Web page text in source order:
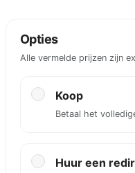
Opties
Alle vermelde prijzen zijn
Koop
Betaal het
Huur een